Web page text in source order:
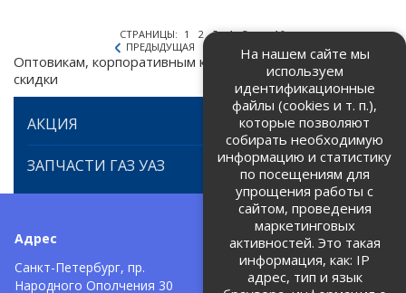
СТРАНИЦЫ: 1 2 3 4 5 ...
16
ПРЕДЫДУЩАЯ
СЛЕДУЮЩАЯ
Оптовикам, корпоративным клиентам предоставляем
скидки
АКЦИЯ
ЗАПЧАСТИ ГАЗ УАЗ
Адрес
Санкт-Петербург, пр.
Народного Ополчения 30
Телефоны:
+7 (812) 971-42-42
На нашем сайте мы
используем
идентификационные
файлы (cookies и т. п.),
которые позволяют
собирать необходимую
информацию и статистику
по посещениям для
упрощения работы с
сайтом, проведения
маркетинговых
активностей. Это такая
информация, как: IP
адрес, тип и язык